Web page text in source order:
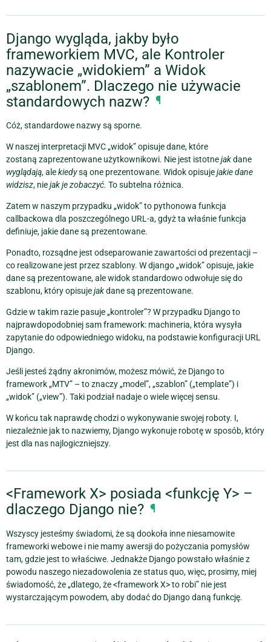
Django wygląda, jakby było
frameworkiem MVC, ale Kontroler
nazywacie „widokiem” a Widok
„szablonem”. Dlaczego nie używacie
standardowych nazw? ¶
Cóż, standardowe nazwy są sporne.
W naszej interpretacji MVC „widok” opisuje dane, które
zostaną zaprezentowane użytkownikowi. Nie jest istotnejakdane
wyglądają, alekiedysą one prezentowane. Widok opisujejakie dane
widzisz, niejak je zobaczyć. To subtelna różnica.
Zatem w naszym przypadku „widok” to pythonowa funkcja
callbackowa dla poszczególnego URL-a, gdyż ta właśnie funkcja
definiuje, jakie dane są prezentowane.
Ponadto, rozsądne jest odseparowanie zawartości od prezentacji –
co realizowane jest przez szablony. W django „widok” opisuje, jakie
dane są prezentowane, ale widok standardowo odwołuje się do
szablonu, który opisujejakdane są prezentowane.
Gdzie w takim razie pasuje „kontroler”? W przypadku Django to
najprawdopodobniej sam framework: machineria, która wysyła
zapytanie do odpowiedniego widoku, na podstawie konfiguracji URL
Django.
Jeśli jesteś żądny akronimów, możesz mówić, że Django to
framework „MTV” – to znaczy „model”, „szablon” („template”) i
„widok” („view”). Taki podział nadaje o wiele więcej sensu.
W końcu tak naprawdę chodzi o wykonywanie swojej roboty. I,
niezależnie jak to nazwiemy, Django wykonuje robotę w sposób, który
jest dla nas najlogiczniejszy.
<Framework X> posiada <funkcję Y> –
dlaczego Django nie? ¶
Wszyscy jesteśmy świadomi, że są dooko‭‭ła inne niesamowite
frameworki webowe i nie mamy awersji do pożyczania pomys‭łów
tam, gdzie jest to w‭łaściwe. Jednakże Django powsta‭ło w‭‭łaśnie z
powodu naszego niezadowolenia ze status quo, więc, prosimy, miej
świadomość, że „dlatego, że <framework X> to robi” nie jest
wystarczającym powodem, aby dodać do Django daną funkcję.